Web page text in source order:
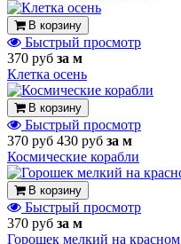
В корзину
Быстрый просмотр
370 руб за м
Клетка осень
В корзину
Быстрый просмотр
370 руб 430 руб за м
Космические корабли
В корзину
Быстрый просмотр
370 руб за м
Горошек мелкий на красном